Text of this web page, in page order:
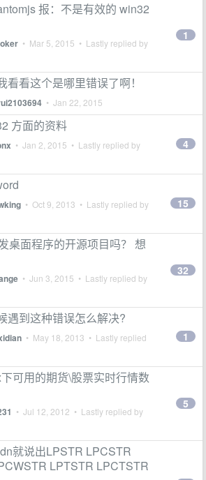
报：不是有效的 win32
• Mar 5, 2015 • Lastly replied by
1
看看这个是哪里错误了啊！
• Jan 22, 2015
方面的资料
• Jan 2, 2015 • Lastly replied by 4
• Oct 9, 2013 • Lastly replied by 15
桌面程序的开源项目吗？ 想
• Jun 3, 2015 • Lastly replied by
32
遇到这种错误怎么解决?
• May 18, 2013 • Lastly replied
1
可用的期货\股票实时行情数
• Jul 12, 2012 • Lastly replied by
5
就说出LPSTR LPCSTR
LPTSTR LPCTSTR